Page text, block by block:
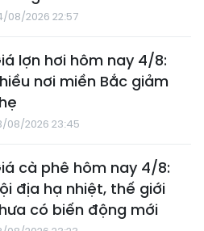
08/2026 22:57
lợn hơi hôm nay 4/8:
nơi miền Bắc giảm
08/2026 23:45
cà phê hôm nay 4/8:
địa hạ nhiệt, thế giới
có biến động mới